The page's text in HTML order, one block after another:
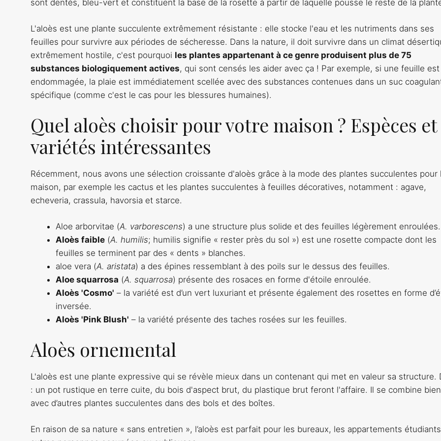
sont dentés, bleu-vert et constituent la base de la rosette à partir de laquelle pousse le reste de la
L'aloès est une plante succulente extrêmement résistante : elle stocke l'eau et les nutriments dans ses
feuilles pour survivre aux périodes de sécheresse. Dans la nature, il doit survivre dans un climat
extrêmement hostile, c'est pourquoi les plantes appartenant à ce genre produisent plus de 75
substances biologiquement actives, qui sont censés les aider avec ça ! Par exemple, si une feuille est
endommagée, la plaie est immédiatement scellée avec des substances contenues dans un suc
spécifique (comme c'est le cas pour les blessures humaines).
Quel aloès choisir pour votre maison ? Espèces et
variétés intéressantes
Récemment, nous avons une sélection croissante d'aloès grâce à la mode des plantes succulentes pour
maison, par exemple les cactus et les plantes succulentes à feuilles décoratives, notamment : agave,
echeveria, crassula, havorsia et starce.
Aloe arborvitae (A. varborescens) a une structure plus solide et des feuilles légèrement enroulées.
Aloès faible (A. humilis; humilis signifie « rester près du sol ») est une rosette compacte dont les
feuilles se terminent par des « dents » blanches.
aloe vera (A. aristata) a des épines ressemblant à des poils sur le dessus des feuilles.
Aloe squarrosa (A. squarrosa) présente des rosaces en forme d'étoile enroulée.
Aloès 'Cosmo' – la variété est d’un vert luxuriant et présente également des rosettes en forme
inversée.
Aloès 'Pink Blush' – la variété présente des taches rosées sur les feuilles.
Aloès ornemental
L'aloès est une plante expressive qui se révèle mieux dans un contenant qui met en valeur sa structure.
: un pot rustique en terre cuite, du bois d'aspect brut, du plastique brut feront l'affaire. Il se combine bien
avec d’autres plantes succulentes dans des bols et des boîtes.
En raison de sa nature « sans entretien », l’aloès est parfait pour les bureaux, les appartements